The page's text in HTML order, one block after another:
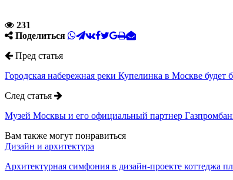
231
Поделиться
Пред статья
Городская набережная реки Купелинка в Москве будет
След статья
Музей Москвы и его официальный партнер
Вам также могут понравиться
Дизайн и архитектура
Архитектурная симфония в дизайн-проекте коттеджа